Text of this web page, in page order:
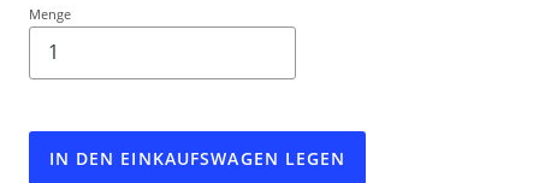
Menge
IN DEN EINKAUFSWAGEN LEGEN